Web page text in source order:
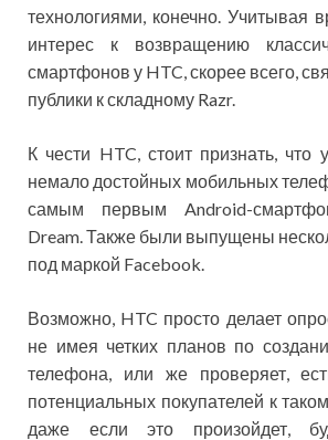
технологиями, конечно. Учитывая
интерес к возвращению
смартфонов у HTC, скорее всего,
публики к складному Razr.
К чести HTC, стоит признать,
немало достойных мобильных
самым первым Android-
Dream. Также были выпущены
под маркой Facebook.
Возможно, HTC просто делает
не имея четких планов по
телефона, или же проверяет,
потенциальных покупателей к
даже если это произойдет,